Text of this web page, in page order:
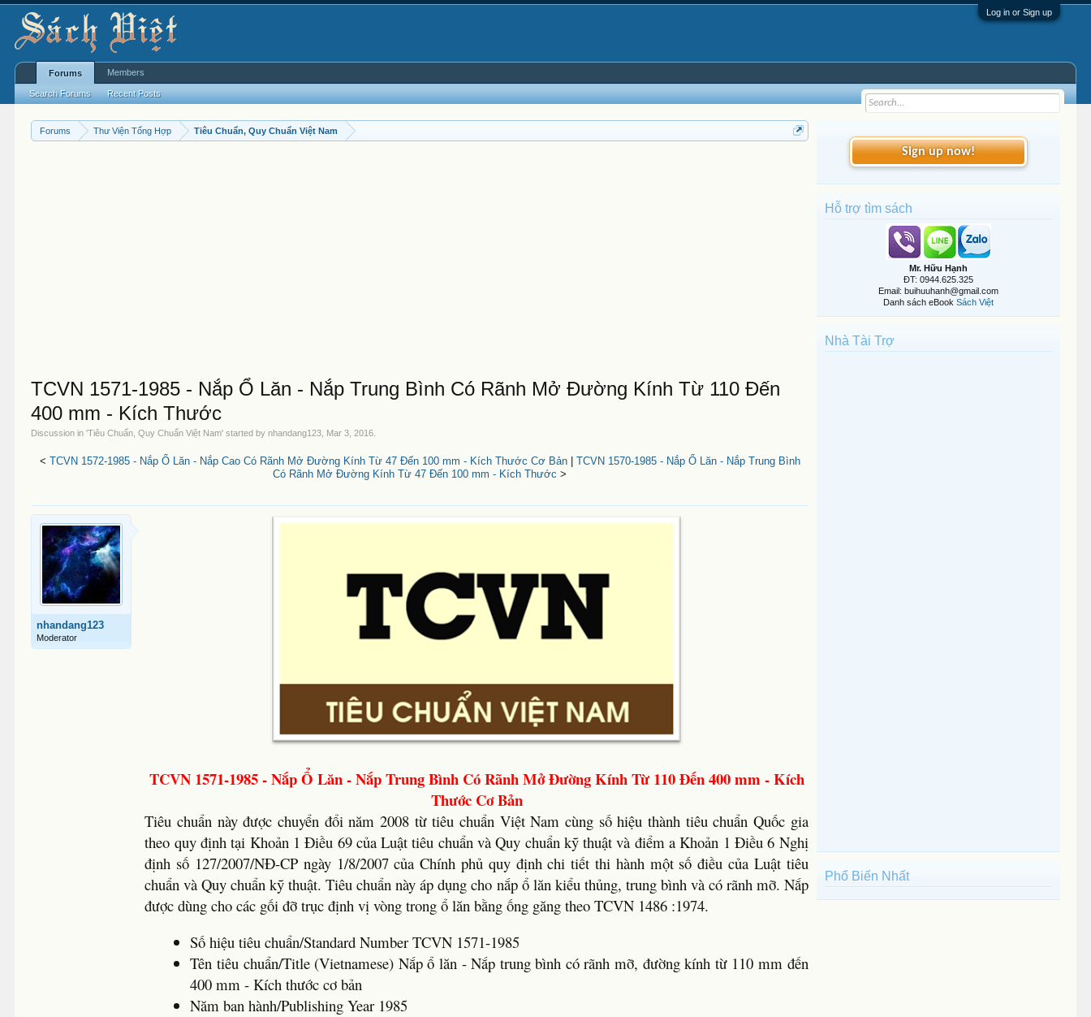
Log in or Sign up
Forums Thư Viện Tổng Hợp Tiêu Chuẩn, Quy Chuẩn Việt Nam
TCVN 1571-1985 - Nắp Ổ Lăn - Nắp Trung Bình Có Rãnh Mở Đường Kính Từ 110 Đến
400 mm - Kích Thước
Discussion in 'Tiêu Chuẩn, Quy Chuẩn Việt Nam' started bynhandang123 Mar 3, 2016
< TCVN 1572-1985 - Nắp Ổ Lăn - Nắp Cao Có Rãnh Mở Đường Kính Từ 47 Đến 100 mm - Kích Thước Cơ Bản| TCVN 1570-1985 - Nắp Ổ Lăn - Nắp Trung Bình
Có Rãnh Mở Đường Kính Từ 47 Đến 100 mm - Kích Thước >
nhandang123
Moderator
TCVN 1571-1985 - Nắp Ổ Lăn - Nắp Trung Bình Có Rãnh Mở Đường Kính Từ 110 Đến 400 mm - Kích
Thước Cơ Bản
Tiêu chuẩn này được chuyển đổi năm 2008 từ tiêu chuẩn Việt Nam cùng số hiệu thành tiêu chuẩn Quốc gia
theo quy định tại Khoản 1 Điều 69 của Luật tiêu chuẩn và Quy chuẩn kỹ thuật và điểm a Khoản 1 Điều 6 Nghị
định số 127/2007/NĐ-CP ngày 1/8/2007 của Chính phủ quy định chi tiết thi hành một số điều của Luật tiêu
chuẩn và Quy chuẩn kỹ thuật. Tiêu chuẩn này áp dụng cho nắp ổ lăn kiểu thủng, trung bình và có rãnh mỡ. Nắp
được dùng cho các gối đỡ trục định vị vòng trong ổ lăn bằng ống găng theo TCVN 1486 :1974.
Số hiệu tiêu chuẩn/Standard Number TCVN 1571-1985
Tên tiêu chuẩn/Title (Vietnamese) Nắp ổ lăn - Nắp trung bình có rãnh mỡ, đường kính từ 110 mm đến
400 mm - Kích thước cơ bản
Năm ban hành/Publishing Year 1985
Sign up now!
Hỗ trợ tìm sách
Mr. Hữu Hạnh
ĐT: 0944.625.325
Email: buihuuhanh@gmail.com
Danh sách eBook Sách Việt
Nhà Tài Trợ
Phổ Biến Nhất
Forums
Search Forums Recent Posts
Members